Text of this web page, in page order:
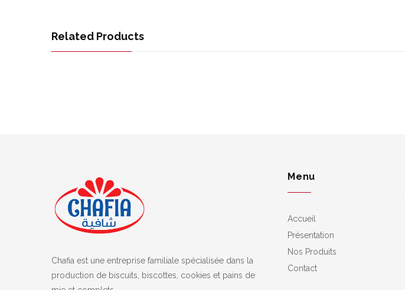
Related Products
Chafia est une entreprise familiale spécialisée dans la
production de biscuits, biscottes, cookies et pains de
Menu
Accueil
Présentation
Nos Produits
Contact